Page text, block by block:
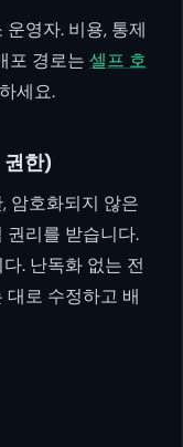
영자. 비용, 통제
포 경로는 셀프 호
세요.
권한)
암호화되지 않은
권리를 받습니다.
. 난독화 없는 전
대로 수정하고 배